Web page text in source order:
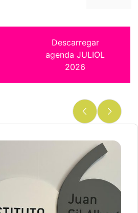
Descarregar
agenda JULIOL
2026